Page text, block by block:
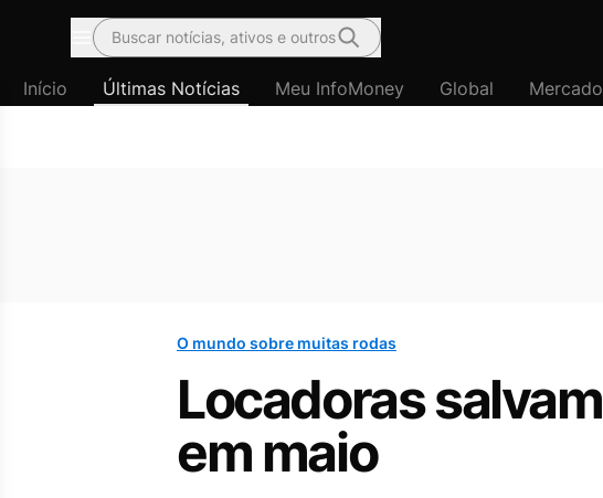
Menu
Buscar notícias, ativos e outros
Início Últimas Notícias Meu InfoMoney Global
O mundo sobre muitas rodas
Locadoras
em maio